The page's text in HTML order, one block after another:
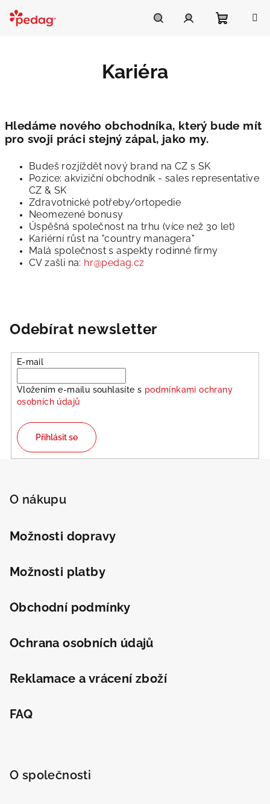
obsah
Kariéra
Hledáme nového obchodníka, který bude mít
pro svoji práci stejný zápal, jako my.
Budeš rozjíždět nový brand na CZ s SK
Pozice: akviziční obchodník - sales representative
CZ & SK
Zdravotnické potřeby/ortopedie
Neomezené bonusy
Úspěšná společnost na trhu (více než 30 let)
Kariérní růst na "country managera"
Malá společnost s aspekty rodinné firmy
CV zašli na: hr@pedag.cz
Odebírat newsletter
E-mail
Vložením e-mailu souhlasíte s podmínkami ochrany
osobních údajů
Přihlásit se
O nákupu
Možnosti dopravy
Možnosti platby
Obchodní podmínky
Ochrana osobních údajů
Reklamace a vrácení zboží
FAQ
O společnosti
Asistent Pedag